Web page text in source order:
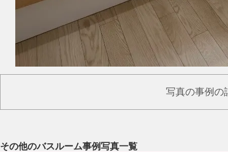
写真の事例の
その他のバスルーム事例写真一覧